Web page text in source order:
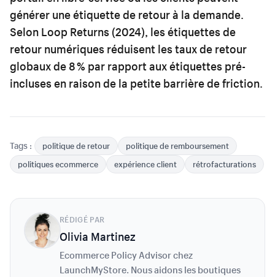
générer une étiquette de retour à la demande.
Selon Loop Returns (2024), les étiquettes de
retour numériques réduisent les taux de retour
globaux de 8 % par rapport aux étiquettes pré-
incluses en raison de la petite barrière de friction.
Tags : politique de retour
politique de remboursement
politiques ecommerce
expérience client rétrofacturations
RÉDIGÉ PAR
Olivia Martinez
Ecommerce Policy Advisor chez
LaunchMyStore. Nous aidons les boutiques